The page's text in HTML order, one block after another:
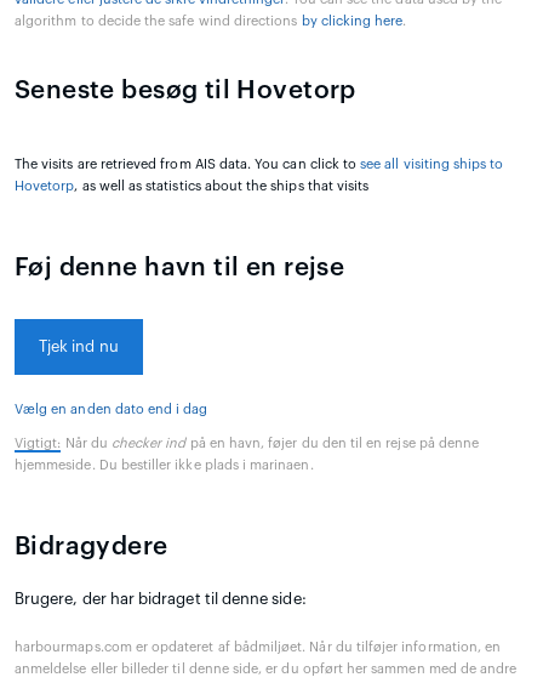
algorithm to decide the safe wind directions by clicking here.
Seneste besøg til Hovetorp
The visits are retrieved from AIS data. You can click tosee all visiting ships to
Hovetorp, as well as statistics about the ships that visits
Føj denne havn til en rejse
Tjek ind nu
Vælg en anden dato end i dag
Vigtigt: Når du checker indpå en havn, føjer du den til en rejse på denne
hjemmeside. Du bestiller ikke plads i marinaen.
Bidragydere
Brugere, der har bidraget til denne side:
harbourmaps.com er opdateret af bådmiljøet. Når du tilføjer information, en
anmeldelse eller billeder til denne side, er du opført her sammen med de andre